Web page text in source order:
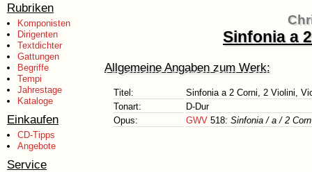
Rubriken
Komponisten
Dirigenten
Textdichter
Gattungen
Begriffe
Tempi
Jahrestage
Kataloge
Einkaufen
CD-Tipps
Angebote
Service
Sinfonia a
Allgemeine Angaben zum Werk:
Titel:
Sinfonia a 2 Corni, 2 Violini,
Tonart:
D-Dur
Opus:
GWV 518: Sinfonia / a / 2